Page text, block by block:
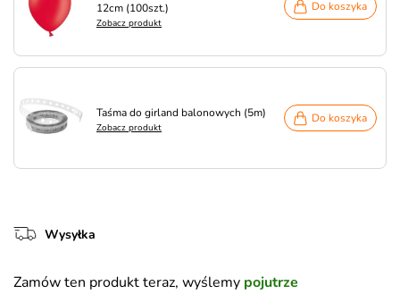
12cm (100szt.)
Zobacz produkt
Do koszyka
Taśma do girland balonowych (5m)
Zobacz produkt
Do koszyka
Wysyłka
Zamów ten produkt teraz, wyślemy pojutrze